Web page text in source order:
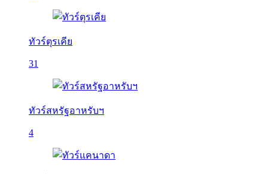
ทัวร์ตุรเคีย
31
ทัวร์สหรัฐอาหรับฯ
4